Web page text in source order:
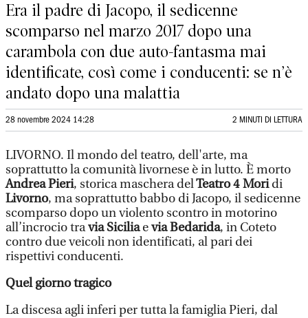
Era il padre di Jacopo, il sedicenne
scomparso nel marzo 2017 dopo una
carambola con due auto-fantasma mai
identificate, così come i conducenti: se n’è
andato dopo una malattia
28 novembre 2024 14:28 2 MINUTI DI LETTURA
LIVORNO. Il mondo del teatro, dell'arte, ma
soprattutto la comunità livornese è in lutto. È morto
Andrea Pieri, storica maschera delTeatro 4 Moridi
Livorno, ma soprattutto babbo di Jacopo, il sedicenne
scomparso dopo un violento scontro in motorino
all’incrocio travia Siciliaevia Bedarida, in Coteto
contro due veicoli non identificati, al pari dei
rispettivi conducenti.
Quel giorno tragico
La discesa agli inferi per tutta la famiglia Pieri, dal